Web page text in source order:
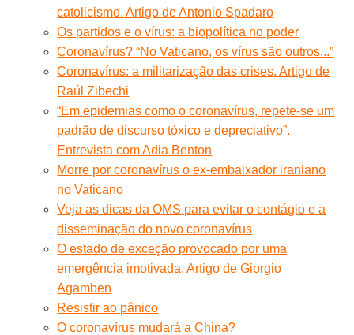
catolicismo. Artigo de Antonio Spadaro
Os partidos e o vírus: a biopolítica no poder
Coronavírus? “No Vaticano, os vírus são outros...”
Coronavírus: a militarização das crises. Artigo de
Raúl Zibechi
“Em epidemias como o coronavírus, repete-se um
padrão de discurso tóxico e depreciativo”.
Entrevista com Adia Benton
Morre por coronavírus o ex-embaixador iraniano
no Vaticano
Veja as dicas da OMS para evitar o contágio e a
disseminação do novo coronavírus
O estado de exceção provocado por uma
emergência imotivada. Artigo de Giorgio
Agamben
Resistir ao pânico
O coronavírus mudará a China?